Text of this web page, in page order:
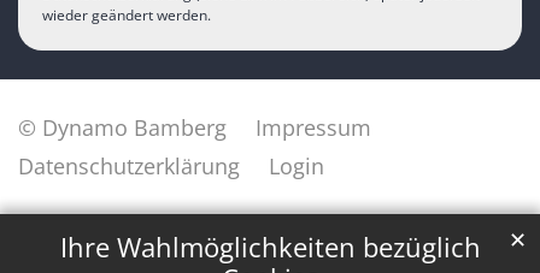
Ihre Wahlmöglichkeiten bezüglich
✕
wieder geändert werden.
© Dynamo Bamberg
Impressum
Datenschutzerklärung
Login